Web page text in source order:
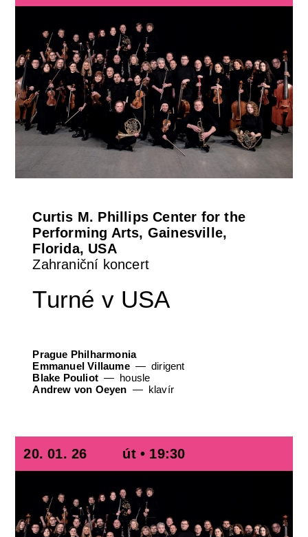
Curtis M. Phillips Center for the
Performing Arts, Gainesville,
Florida, USA
Zahraniční koncert
Turné v USA
Prague Philharmonia
Emmanuel Villaume
dirigent
Blake Pouliot
housle
Andrew von Oeyen
klavír
20. 01. 26 út • 19:30